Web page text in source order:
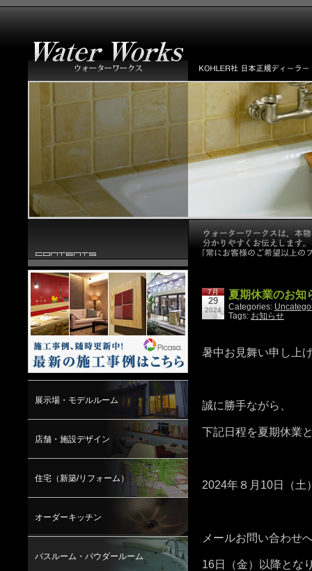
展示場・モデルルーム
店舗・施設デザイン
住宅（新築/リフォーム）
オーダーキッチン
バスルーム・パウダールーム
7月
29
2024
夏期休業のお知
Categories:
Tags: お知らせ
暑中お見舞い申し上
誠に勝手ながら、
下記日程を夏期休業
2024年８月10日（土
メールお問い合わせ
16日（金）以降とな